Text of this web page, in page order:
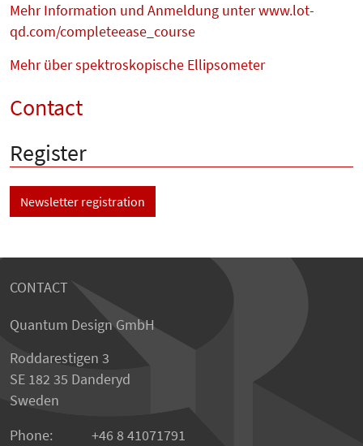
Mehr Information und Anmeldung unter www.lot-
qd.com/completeease_course
Mehr über spektroskopische Ellipsometer
Contact
Register
Newsletter registration
CONTACT
Quantum Design GmbH
Roddarestigen 3
SE 182 35 Danderyd
Sweden
Phone:
+46 8 41071791